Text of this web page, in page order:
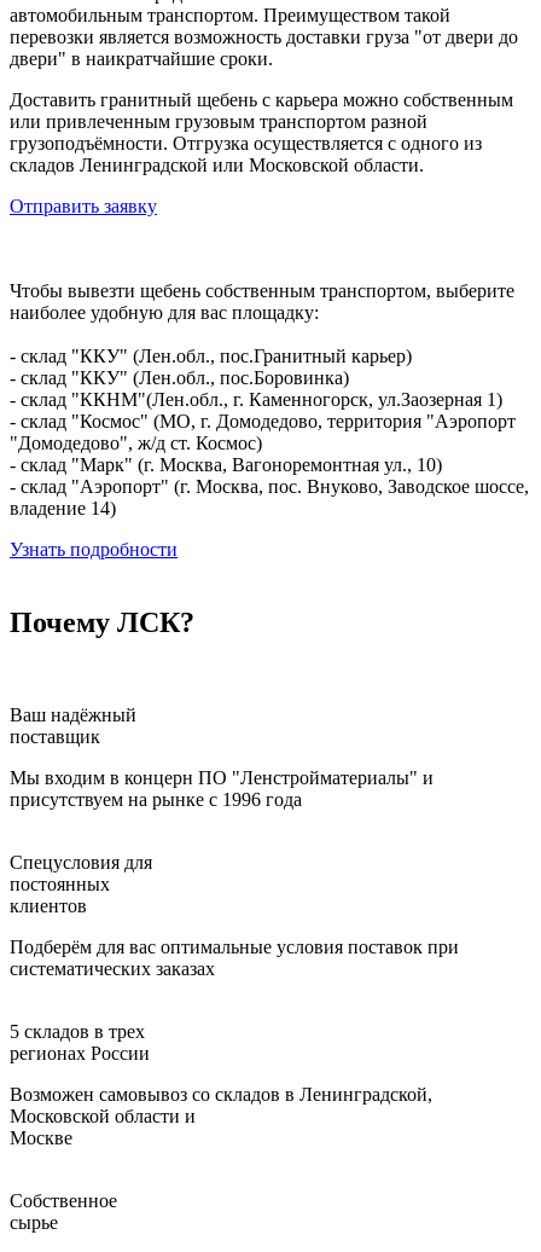
автомобильным транспортом. Преимуществом такой
перевозки является возможность доставки груза "от двери до
двери" в наикратчайшие сроки.
Доставить гранитный щебень с карьера можно собственным
или привлеченным грузовым транспортом разной
грузоподъёмности. Отгрузка осуществляется с одного из
складов Ленинградской или Московской области.
Отправить заявку
Чтобы вывезти щебень собственным транспортом, выберите
наиболее удобную для вас площадку:
- склад "ККУ" (Лен.обл., пос.Гранитный карьер)
- склад "ККУ" (Лен.обл., пос.Боровинка)
- склад "ККНМ"(Лен.обл., г. Каменногорск, ул.Заозерная 1)
- склад "Космос" (МО, г. Домодедово, территория "Аэропорт
"Домодедово", ж/д ст. Космос)
- склад "Марк" (г. Москва, Вагоноремонтная ул., 10)
- склад "Аэропорт" (г. Москва, пос. Внуково, Заводское шоссе,
владение 14)
Узнать подробности
Почему ЛСК?
Ваш надёжный
поставщик
Мы входим в концерн ПО "Ленстройматериалы" и
присутствуем на рынке с 1996 года
Спецусловия для
постоянных
клиентов
Подберём для вас оптимальные условия поставок при
систематических заказах
5 складов в трех
регионах России
Возможен самовывоз со складов в Ленинградской,
Московской области и
Москве
Собственное
сырье